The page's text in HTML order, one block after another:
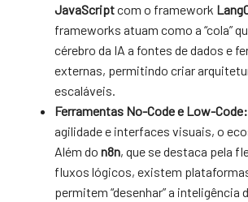
JavaScriptcom o framework
frameworks atuam como a “cola”
cérebro da IA a fontes de dados e
externas, permitindo criar
escaláveis.
Ferramentas No-Code e Low-Code:
agilidade e interfaces visuais, o
Além don8n, que se destaca pela
fluxos lógicos, existem
permitem “desenhar” a inteligência